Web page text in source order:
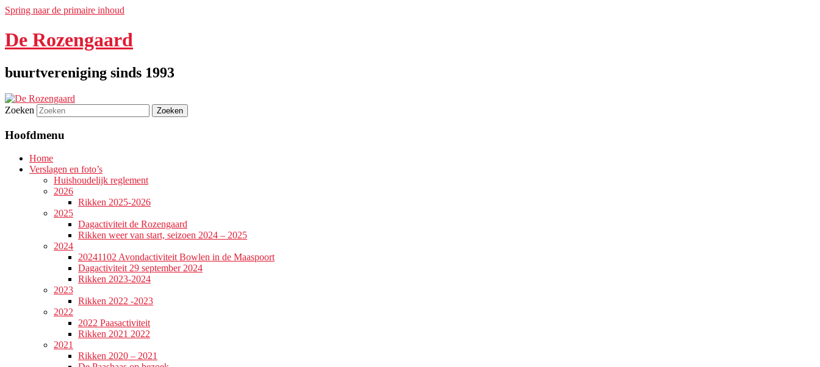
Spring naar de primaire inhoud
De Rozengaard
buurtvereniging sinds 1993
Zoeken
Hoofdmenu
Home
Verslagen en foto’s
Huishoudelijk reglement
2026
Rikken 2025-2026
2025
Dagactiviteit de Rozengaard
Rikken weer van start, seizoen 2024 – 2025
2024
20241102 Avondactiviteit Bowlen in de Maaspoort
Dagactiviteit 29 september 2024
Rikken 2023-2024
2023
Rikken 2022 -2023
2022
2022 Paasactiviteit
Rikken 2021 2022
2021
Rikken 2020 – 2021